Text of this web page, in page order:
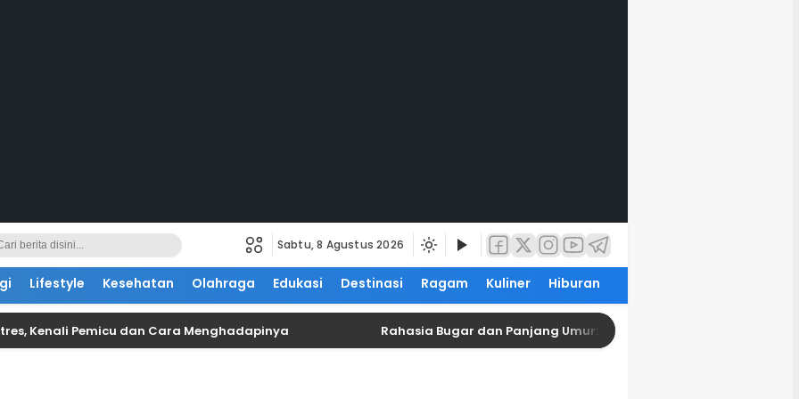
Sabtu, 8 Agustus 2026
Lifestyle Kesehatan Olahraga Edukasi Destinasi Ragam Kuliner Hiburan
Kenali Pemicu dan Cara Menghadapinya Rahasia Bugar dan Panjang Umur: Panduan Lengkap